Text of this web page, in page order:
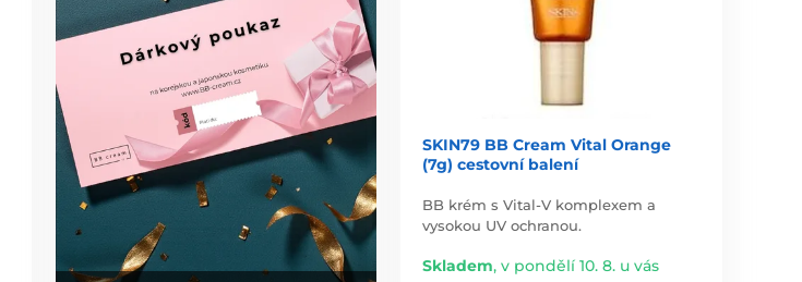
SKIN79 BB Cream Vital Orange
(7g) cestovní balení
BB krém s Vital-V komplexem a
vysokou UV ochranou.
Skladem,v pondělí 10. 8. u vás